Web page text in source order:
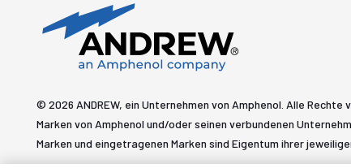
© 2026 ANDREW, ein Unternehmen von Amphenol. Alle
Marken von Amphenol und/oder seinen verbundenen
Marken und eingetragenen Marken sind Eigentum ihrer